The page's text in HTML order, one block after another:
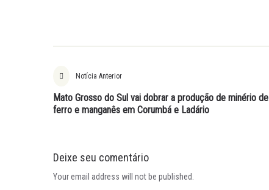
Notícia Anterior
Mato Grosso do Sul vai dobrar a produção de minério de
ferro e manganês em Corumbá e Ladário
Deixe seu comentário
Your email address will not be published.